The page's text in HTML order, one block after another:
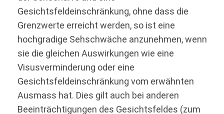
Gesichtsfeldeinschränkung, ohne dass die
Grenzwerte erreicht werden, so ist eine
hochgradige Sehschwäche anzunehmen, wenn
sie die gleichen Auswirkungen wie eine
Visusverminderung oder eine
Gesichtsfeldeinschränkung vom erwähnten
Ausmass hat. Dies gilt auch bei anderen
Beeinträchtigungen des Gesichtsfeldes (zum